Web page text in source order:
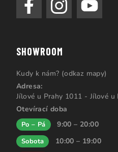
SHOWROOM
Kudy k nám? (odkaz mapy)
Adresa:
Jílové u Prahy 1011 - Jílové u
Otevírací doba
Po – Pá 9:00 – 20:00
Sobota 10:00 – 19:00